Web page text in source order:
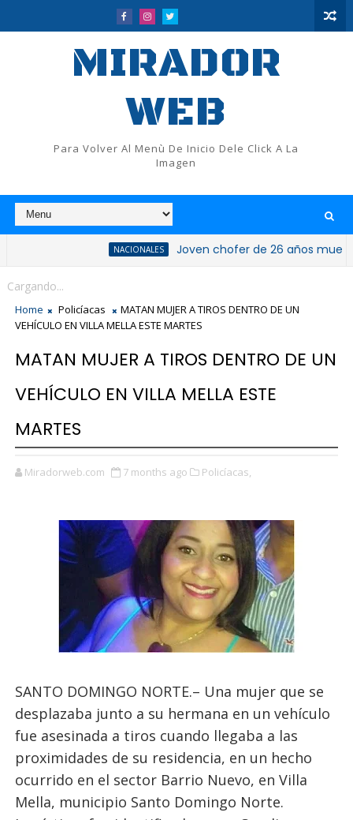
MIRADOR
WEB
Para Volver Al Menù De Inicio Dele Click A La
Imagen
Joven chofer de 26 años muere tras
Cargando...
Home Policíacas
MATAN MUJER A TIROS DENTRO DE UN
VEHÍCULO EN VILLA MELLA ESTE MARTES
MATAN MUJER A TIROS DENTRO DE UN
VEHÍCULO EN VILLA MELLA ESTE
MARTES
Miradorweb.com 7 months ago Policíacas,
SANTO DOMINGO NORTE.– Una mujer que se
desplazaba junto a su hermana en un vehículo
fue asesinada a tiros cuando llegaba a las
proximidades de su residencia, en un hecho
ocurrido en el sector Barrio Nuevo, en Villa
Mella, municipio Santo Domingo Norte.